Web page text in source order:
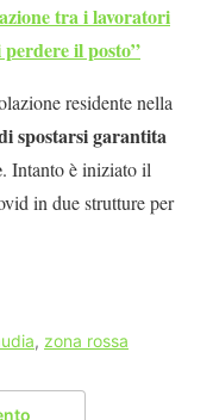
tra i lavoratori
il posto”
residente nella
spostarsi garantita
. Intanto è iniziato il
in due strutture per
, zona rossa